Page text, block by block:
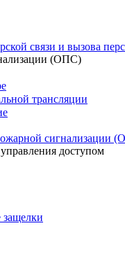
связи и вызова
(ОПС)
трансляции
сигнализации
доступом
защелки